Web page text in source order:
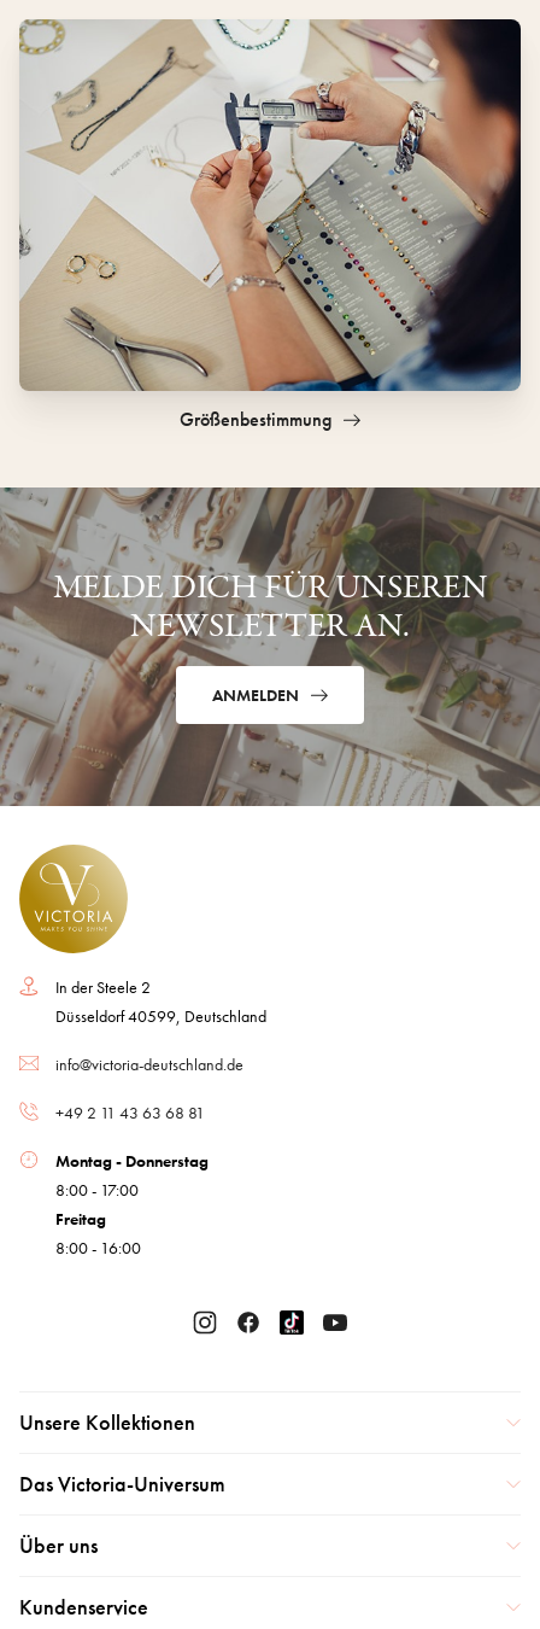
Größenbestimmung
MELDE DICH FÜR UNSEREN
NEWSLETTER AN.
ANMELDEN
In der Steele 2
Düsseldorf 40599, Deutschland
info@victoria-deutschland.de
+49 2 11 43 63 68 81
Montag - Donnerstag
8:00 - 17:00
Freitag
8:00 - 16:00
Unsere Kollektionen
Das Victoria-Universum
Über uns
Kundenservice